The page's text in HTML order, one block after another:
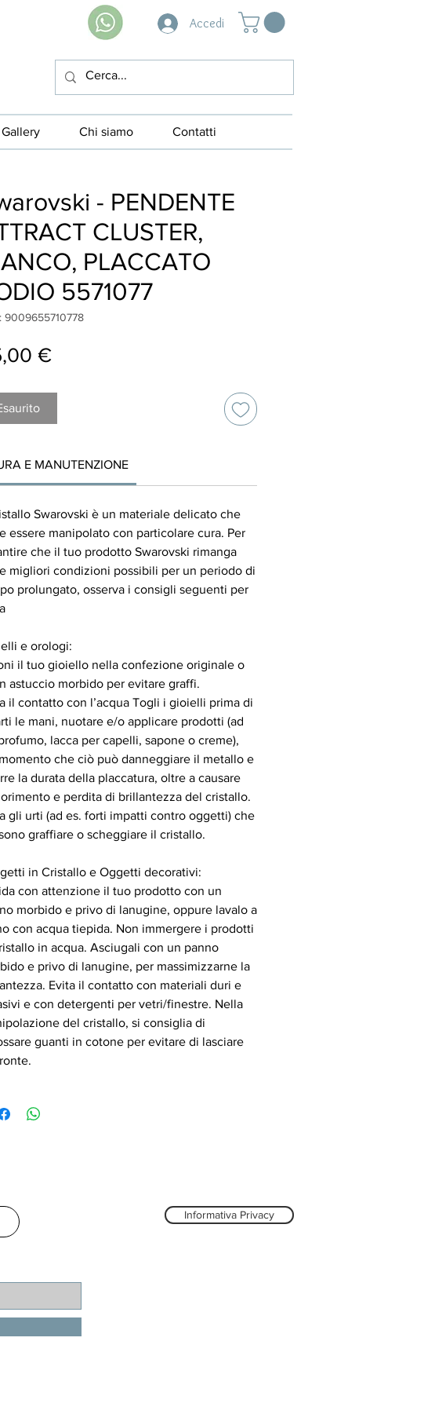
Accedi
Gallery Chi siamo Contatti
- PENDENTE
CLUSTER,
PLACCATO
5571077
9009655710778
€Prezzo
E MANUTENZIONE
Swarovski è un materiale delicato che
essere manipolato con particolare cura. Per
che il tuo prodotto Swarovski rimanga
migliori condizioni possibili per un periodo di
prolungato, osserva i consigli seguenti per
e orologi:
il tuo gioiello nella confezione originale o
astuccio morbido per evitare graffi.
il contatto con l’acqua Togli i gioielli prima di
le mani, nuotare e/o applicare prodotti (ad
lacca per capelli, sapone o creme),
che ciò può danneggiare il metallo e
la durata della placcatura, oltre a causare
e perdita di brillantezza del cristallo.
gli urti (ad es. forti impatti contro oggetti) che
graffiare o scheggiare il cristallo.
in Cristallo e Oggetti decorativi:
con attenzione il tuo prodotto con un
morbido e privo di lanugine, oppure lavalo a
con acqua tiepida. Non immergere i prodotti
in acqua. Asciugali con un panno
e privo di lanugine, per massimizzarne la
Evita il contatto con materiali duri e
e con detergenti per vetri/finestre. Nella
del cristallo, si consiglia di
guanti in cotone per evitare di lasciare
Informativa Privacy